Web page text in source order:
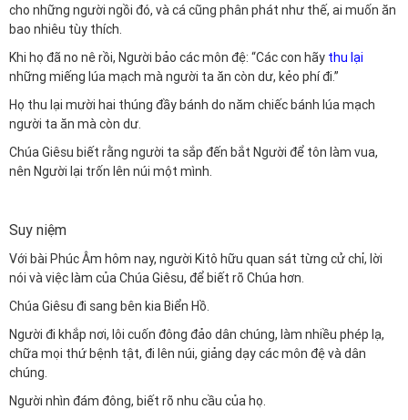
cho những người ngồi đó, và cá cũng phân phát như thế, ai muốn ăn
bao nhiêu tùy thích.
Khi họ đã no nê rồi, Người bảo các môn đệ: “Các con hãy thu lại
những miếng lúa mạch mà người ta ăn còn dư, kẻo phí đi.”
Họ thu lại mười hai thúng đầy bánh do năm chiếc bánh lúa mạch
người ta ăn mà còn dư.
Chúa Giêsu biết rằng người ta sắp đến bắt Người để tôn làm vua,
nên Người lại trốn lên núi một mình.
Suy niệm
Với bài Phúc Âm hôm nay, người Kitô hữu quan sát từng cử chỉ, lời
nói và việc làm của Chúa Giêsu, để biết rõ Chúa hơn.
Chúa Giêsu đi sang bên kia Biển Hồ.
Người đi khắp nơi, lôi cuốn đông đảo dân chúng, làm nhiều phép lạ,
chữa mọi thứ bệnh tật, đi lên núi, giảng dạy các môn đệ và dân
chúng.
Người nhìn đám đông, biết rõ nhu cầu của họ.